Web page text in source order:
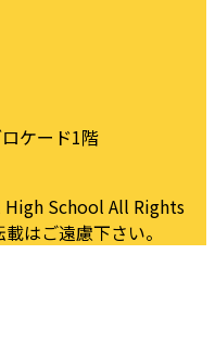
ケード1階
School All Rights
はご遠慮下さい。